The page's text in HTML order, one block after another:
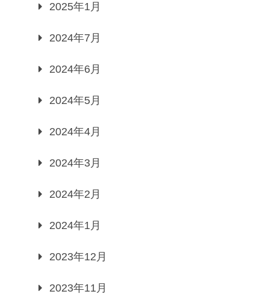
2025年1月
2024年7月
2024年6月
2024年5月
2024年4月
2024年3月
2024年2月
2024年1月
2023年12月
2023年11月